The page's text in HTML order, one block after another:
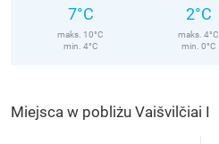
7°C
maks. 10°C
min. 4°C
2°C
maks. 4°C
min. 0°C
Miejsca w pobliżu Vaišvilčiai I